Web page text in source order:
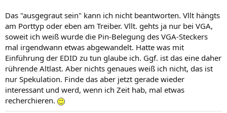
Das "ausgegraut sein" kann ich nicht beantworten. Vllt hängts
am Porttyp oder eben am Treiber. Vllt. gehts ja nur bei VGA,
soweit ich weiß wurde die Pin-Belegung des VGA-Steckers
mal irgendwann etwas abgewandelt. Hatte was mit
Einführung der EDID zu tun glaube ich. Ggf. ist das eine daher
rührende Altlast. Aber nichts genaues weiß ich nicht, das ist
nur Spekulation. Finde das aber jetzt gerade wieder
interessant und werd, wenn ich Zeit hab, mal etwas
recherchieren.